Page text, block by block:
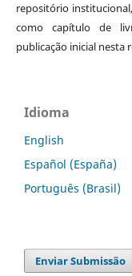
repositório
como capítulo de
publicação inicial nesta
Idioma
English
Español (España)
Português (Brasil)
Enviar Submissão